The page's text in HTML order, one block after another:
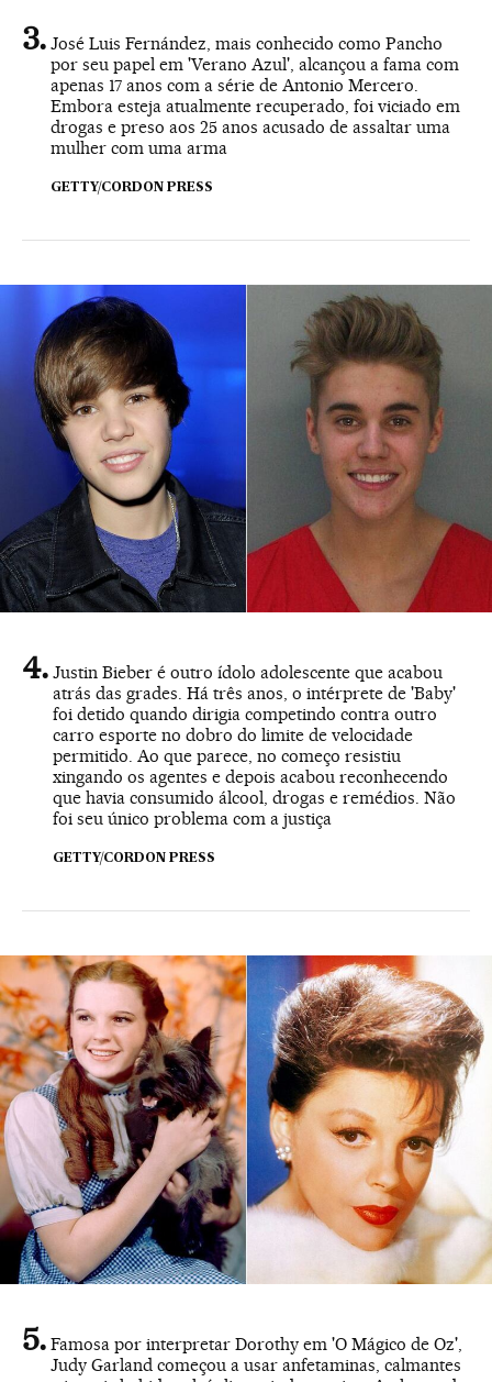
José Luis Fernández, mais conhecido como Pancho
por seu papel em 'Verano Azul', alcançou a fama com
apenas 17 anos com a série de Antonio Mercero.
Embora esteja atualmente recuperado, foi viciado em
drogas e preso aos 25 anos acusado ​​de assaltar uma
mulher com uma arma
GETTY/CORDON PRESS
Justin Bieber é outro ídolo adolescente que acabou
atrás das grades. Há três anos, o intérprete de 'Baby'
foi detido quando dirigia competindo contra outro
carro esporte no dobro do limite de velocidade
permitido. Ao que parece, no começo resistiu
xingando os agentes e depois acabou reconhecendo
que havia consumido álcool, drogas e remédios. Não
foi seu único problema com a justiça
GETTY/CORDON PRESS
Famosa por interpretar Dorothy em 'O Mágico de Oz',
Judy Garland começou a usar anfetaminas, calmantes